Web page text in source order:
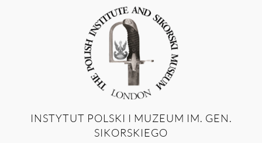
INSTYTUT POLSKI I MUZEUM IM. GEN.
SIKORSKIEGO